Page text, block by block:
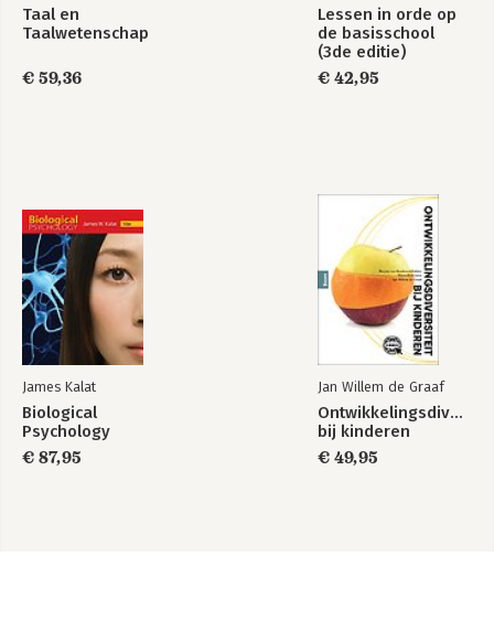
Taal en
Taalwetenschap
€ 59,36
Lessen in orde op
de basisschool
(3de editie)
€ 42,95
James Kalat
Biological
Psychology
€ 87,95
Jan Willem de Graaf
bij kinderen
€ 49,95